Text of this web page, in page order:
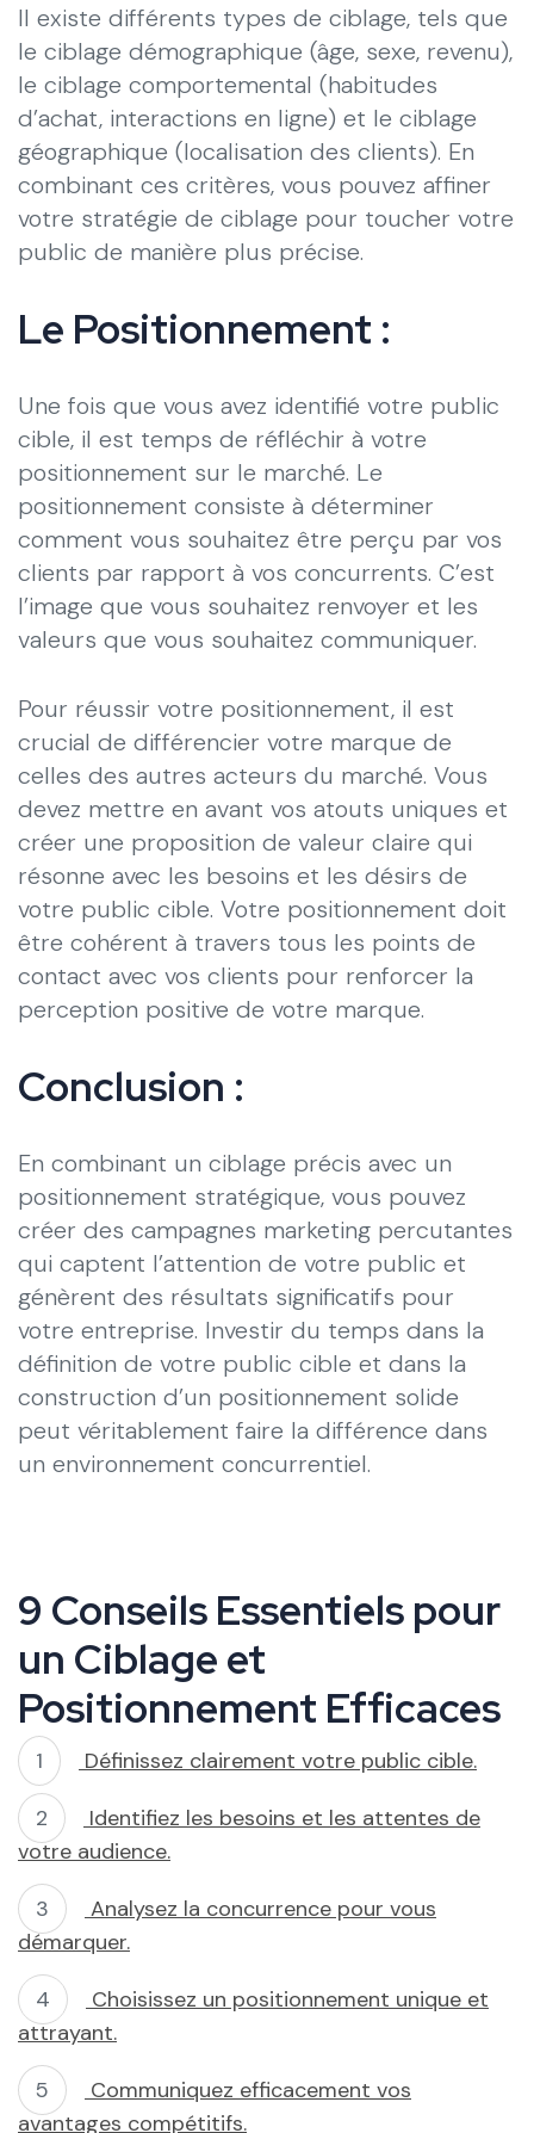
Il existe différents types de ciblage, tels que
le ciblage démographique (âge, sexe, revenu),
le ciblage comportemental (habitudes
d’achat, interactions en ligne) et le ciblage
géographique (localisation des clients). En
combinant ces critères, vous pouvez affiner
votre stratégie de ciblage pour toucher votre
public de manière plus précise.
Le Positionnement :
Une fois que vous avez identifié votre public
cible, il est temps de réfléchir à votre
positionnement sur le marché. Le
positionnement consiste à déterminer
comment vous souhaitez être perçu par vos
clients par rapport à vos concurrents. C’est
l’image que vous souhaitez renvoyer et les
valeurs que vous souhaitez communiquer.
Pour réussir votre positionnement, il est
crucial de différencier votre marque de
celles des autres acteurs du marché. Vous
devez mettre en avant vos atouts uniques et
créer une proposition de valeur claire qui
résonne avec les besoins et les désirs de
votre public cible. Votre positionnement doit
être cohérent à travers tous les points de
contact avec vos clients pour renforcer la
perception positive de votre marque.
Conclusion :
En combinant un ciblage précis avec un
positionnement stratégique, vous pouvez
créer des campagnes marketing percutantes
qui captent l’attention de votre public et
génèrent des résultats significatifs pour
votre entreprise. Investir du temps dans la
définition de votre public cible et dans la
construction d’un positionnement solide
peut véritablement faire la différence dans
un environnement concurrentiel.
9 Conseils Essentiels pour
un Ciblage et
Positionnement Efficaces
Définissez clairement votre public cible.
Identifiez les besoins et les attentes de
votre audience.
Analysez la concurrence pour vous
démarquer.
Choisissez un positionnement unique et
attrayant.
Communiquez efficacement vos
avantages compétitifs.